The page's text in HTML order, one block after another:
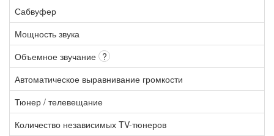
Сабвуфер
Мощность звука
Объемное звучание ?
Автоматическое выравнивание громкости
Тюнер / телевещание
Количество независимых TV-тюнеров